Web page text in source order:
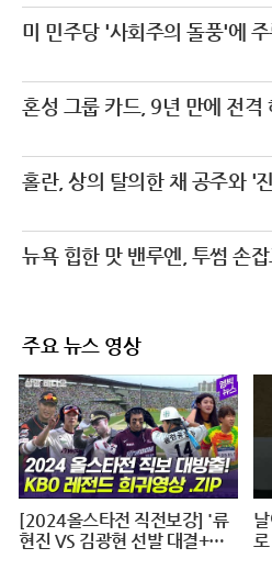
미 민주당 '사회주의 돌풍'에
혼성 그룹 카드, 9년 만에 전격
홀란, 상의 탈의한 채 공주와 '
뉴욕 힙한 맛 밴루엔, 투썸 손
주요 뉴스 영상
[2024올스타전 직전보강] '류
현진 VS 김광현 선발 대결+이